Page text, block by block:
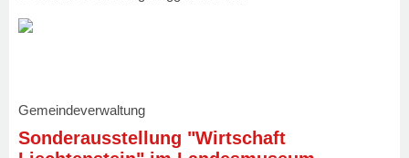
Gemeindeverwaltung
Sonderausstellung "Wirtschaft